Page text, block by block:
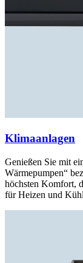
Klimaanlagen
Genießen Sie mit
Wärmepumpen“
höchsten Komfort,
für Heizen und